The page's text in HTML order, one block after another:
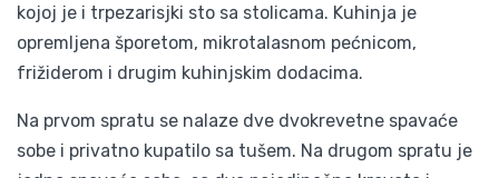
kojoj je i trpezarisjki sto sa stolicama. Kuhinja je
opremljena šporetom, mikrotalasnom pećnicom,
frižiderom i drugim kuhinjskim dodacima.
Na prvom spratu se nalaze dve dvokrevetne spavaće
sobe i privatno kupatilo sa tušem. Na drugom spratu je